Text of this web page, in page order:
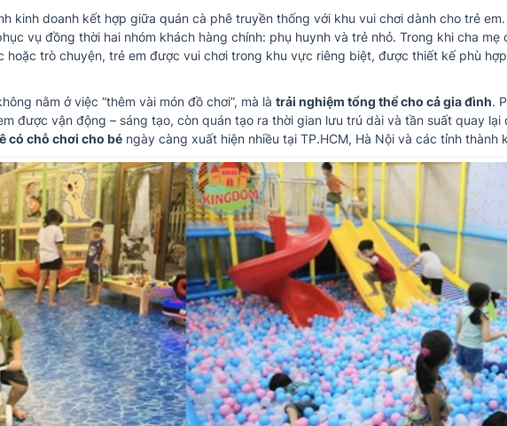
kinh doanh kết hợp giữa quán cà phê truyền thống với khu vui chơi dành cho trẻ em.
vụ đồng thời hai nhóm khách hàng chính: phụ huynh và trẻ nhỏ. Trong khi cha mẹ
hoặc trò chuyện, trẻ em được vui chơi trong khu vực riêng biệt, được thiết kế phù
nằm ở việc “thêm vài món đồ chơi”, mà là trải nghiệm tổng thể cho cả gia đình.
được vận động – sáng tạo, còn quán tạo ra thời gian lưu trú dài và tần suất quay lại
có chỗ chơi cho béngày càng xuất hiện nhiều tại TP.HCM, Hà Nội và các tỉnh thành